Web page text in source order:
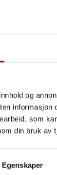
og
som
din bruk av
Egenskaper